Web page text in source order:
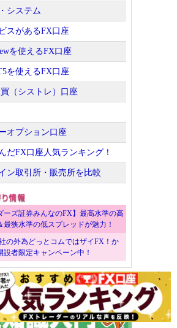
システム
スがあるFX口座
を使えるFX口座
を使えるFX口座
（シストレ）口座
オプション口座
だFX口座人気ランキング！
ン取引所・販売所を比較
ーズ証券みんなのFX】最高水準の高
最狭水準の低スプレッドが魅力！
の外為どっとコムではザイFX！か
設者限定キャンペーン中！